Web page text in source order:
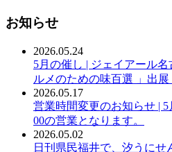
お知らせ
2026.05.24
5月の催し | ジェイアール
ルメのための味百選 」出
2026.05.17
営業時間変更のお知らせ | 5
00の営業となります。
2026.05.02
日刊県民福井で、汐うにせ